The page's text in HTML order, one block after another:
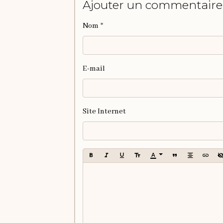
Ajouter un commentaire
Nom
E-mail
Site Internet